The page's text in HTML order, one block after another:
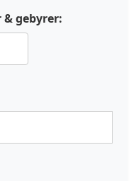
gebyrer: